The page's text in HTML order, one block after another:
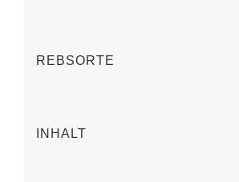
REBSORTE
INHALT